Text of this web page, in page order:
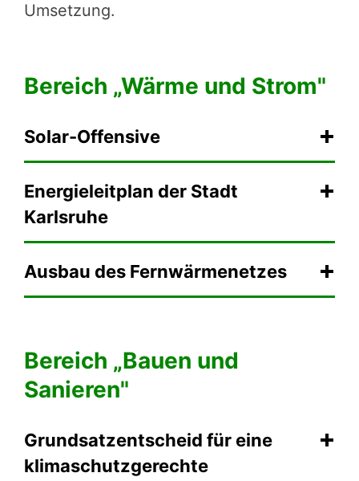
Umsetzung.
Bereich „Wärme und Strom"
Solar-Offensive
Energieleitplan der Stadt
Karlsruhe
Ausbau des Fernwärmenetzes
Bereich „Bauen und
Sanieren"
Grundsatzentscheid für eine
klimaschutzgerechte